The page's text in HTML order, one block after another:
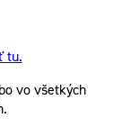
tu.
vo všetkých